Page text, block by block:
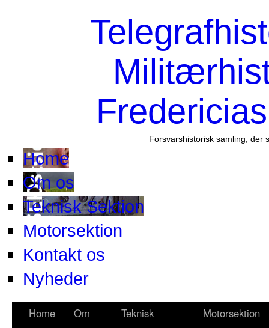
Forsvarshistorisk samling, der
Home
Om os
Teknisk Sektion
Motorsektion
Kontakt os
Nyheder
Home
Om
Teknisk
Motorsektion